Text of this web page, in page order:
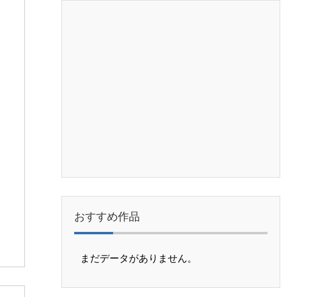
おすすめ作品
まだデータがありません。